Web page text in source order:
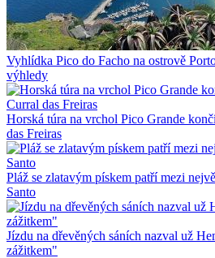
Vyhlídka Pico do Facho na ostrově
výhledy
Horská túra na vrchol Pico Grande
das Freiras
Pláž se zlatavým pískem patří mezi
Santo
Jízdu na dřevěných sáních nazval už
zážitkem"